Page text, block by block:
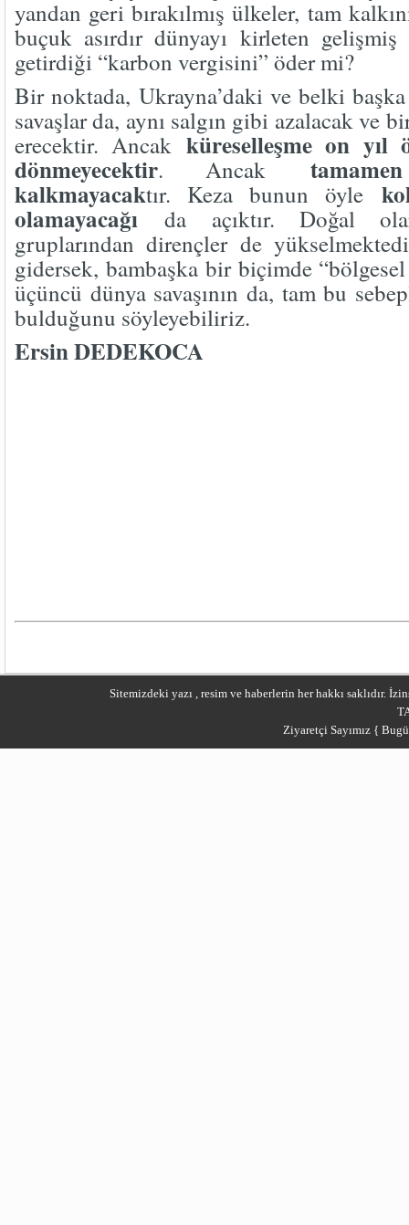
yandan geri bırakılmış ülkeler, tam
buçuk asırdır dünyayı kirleten
getirdiği “karbon vergisini” öder mi?
Bir noktada, Ukrayna’daki ve belki
savaşlar da, aynı salgın gibi azalacak ve
erecektir. Ancakküreselleşme on yıl
dönmeyecektir. Ancak
kalkmayacaktır. Keza bunun öyle
olamayacağı da açıktır. Doğal
gruplarından dirençler de
gidersek, bambaşka bir biçimde
üçüncü dünya savaşının da, tam bu
bulduğunu söyleyebiliriz.
Ersin
Sitemizdeki yazı , resim ve haberlerin her hakkı saklıdır.
Ziyaretçi Sayımız {